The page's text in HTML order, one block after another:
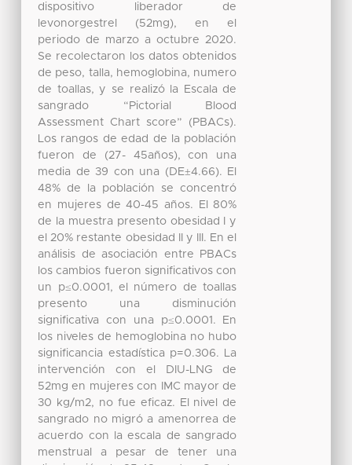
dispositivo liberador de
levonorgestrel (52mg), en el
periodo de marzo a octubre 2020.
Se recolectaron los datos obtenidos
de peso, talla, hemoglobina, numero
de toallas, y se realizó la Escala de
sangrado “Pictorial Blood
Assessment Chart score” (PBACs).
Los rangos de edad de la población
fueron de (27- 45años), con una
media de 39 con una (DE±4.66). El
48% de la población se concentró
en mujeres de 40-45 años. El 80%
de la muestra presento obesidad I y
el 20% restante obesidad II y III. En el
análisis de asociación entre PBACs
los cambios fueron significativos con
un p≤0.0001, el número de toallas
presento una disminución
significativa con una p≤0.0001. En
los niveles de hemoglobina no hubo
significancia estadística p=0.306. La
intervención con el DIU-LNG de
52mg en mujeres con IMC mayor de
30 kg/m2, no fue eficaz. El nivel de
sangrado no migró a amenorrea de
acuerdo con la escala de sangrado
menstrual a pesar de tener una